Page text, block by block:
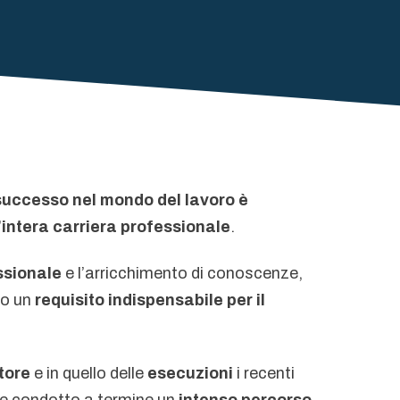
sovraindebitamento
Professionista che
nel mondo del lavoro è
carriera professionale.
e l’arricchimento di conoscenze,
un requisito indispensabile per il
e in quello delle esecuzioni i recenti